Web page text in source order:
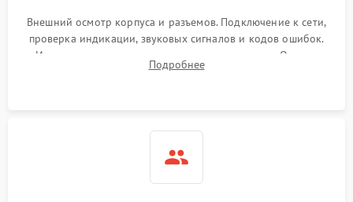
Внешний осмотр корпуса и разъемов. Подключение к сети,
проверка индикации, звуковых сигналов и кодов ошибок.
Измерение входного и выходного напряжения. Оценка
реакции ИБП на отключение основного питания без
Подробнее